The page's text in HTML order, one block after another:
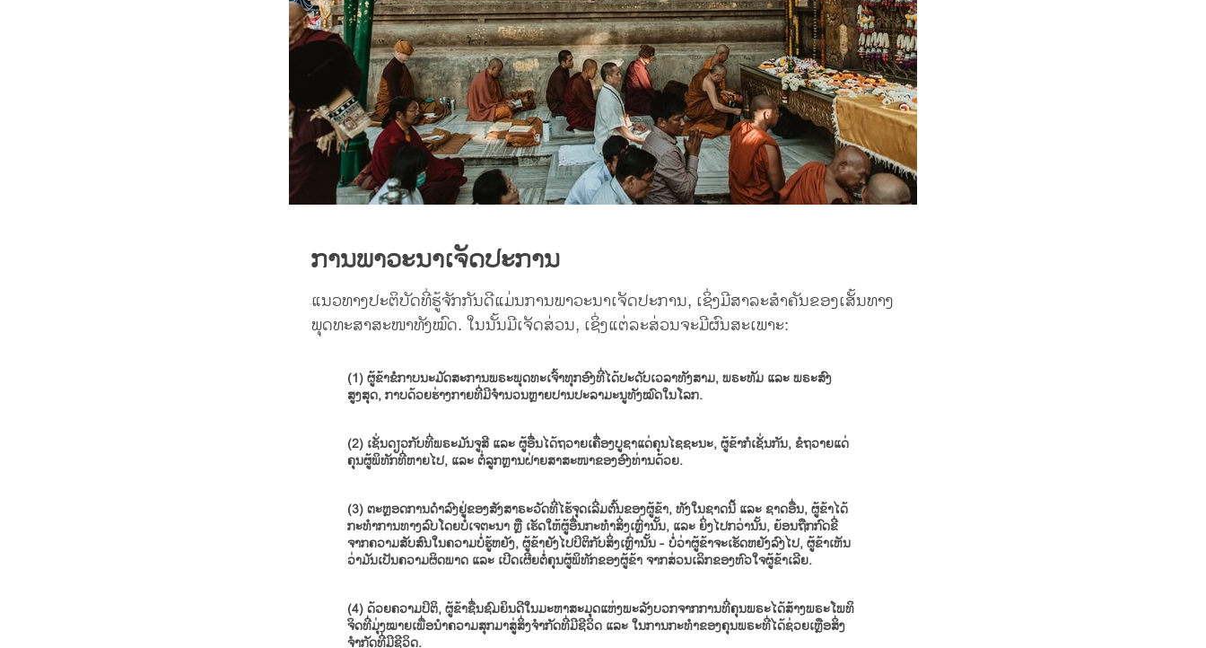
ການພາວະນາເຈັດປະການ
ແນວທາງປະຕິບັດທີ່ຮູ້ຈັກກັນດີແມ່ນການພາວະນາເຈັດປະການ, ເຊິ່ງມີສາລະສຳຄັນຂອງເສັ້ນທາງ
ພຸດທະສາສະໜາທັງໝົດ. ໃນນັ້ນມີເຈັດສ່ວນ, ເຊິ່ງແຕ່ລະສ່ວນຈະມີຜົນສະເພາະ:
(1) ຜູ້ຂ້າຂໍກາບນະມັດສະການພຣະພຸດທະເຈົ້າທຸກອົງທີ່ໄດ້ປະດັບເວລາທັງສາມ, ພຣະທັມ ແລະ ພຣະສົງ
ສູງສຸດ, ກາບດ້ວຍຮ່າງກາຍທີ່ມີຈຳນວນຫຼາຍປານປະລາມະນູທັງໝົດໃນໂລກ.
(2) ເຊັ່ນດຽວກັບທີ່ພຣະມັນຈູສີ ແລະ ຜູ້ອື່ນໄດ້ຖວາຍເຄື່ອງບູຊາແດ່ຄຸນໄຊຊະນະ, ຜູ້ຂ້າກໍເຊັ່ນກັນ, ຂໍຖວາຍແດ່
ຄຸນຜູ້ພິທັກທີ່ຫາຍໄປ, ແລະ ຕໍ່ລູກຫຼານຝ່າຍສາສະໜາຂອງອົງທ່ານດ້ວຍ.
(3) ຕະຫຼອດການດຳລົງຢູ່ຂອງສັງສາຣະວັດທີ່ໄຮ້ຈຸດເລີ່ມຕົ້ນຂອງຜູ້ຂ້າ, ທັງໃນຊາດນີ້ ແລະ ຊາດອື່ນ, ຜູ້ຂ້າໄດ້
ກະທຳການທາງລົບໂດຍບໍ່ເຈຕະນາ ຫຼື ເຮັດໃຫ້ຜູ້ອື່ນກະທຳສິ່ງເຫຼົ່ານັ້ນ, ແລະ ຍິ່ງໄປກວ່ານັ້ນ, ຍ້ອນຖືກກົດຂີ່
ຈາກຄວາມສັບສົນໃນຄວາມບໍ່ຮູ້ຫຍັງ, ຜູ້ຂ້າຍັງໄປປິຕິກັບສິ່ງເຫຼົ່ານັ້ນ - ບໍ່ວ່າຜູ້ຂ້າຈະເຮັດຫຍັງລົງໄປ, ຜູ້ຂ້າເຫັນ
ວ່າມັນເປັນຄວາມຜິດພາດ ແລະ ເປີດເຜີຍຕໍ່ຄຸນຜູ້ພິທັກຂອງຜູ້ຂ້າ ຈາກສ່ວນເລິກຂອງຫົວໃຈຜູ້ຂ້າເລີຍ.
(4) ດ້ວຍຄວາມປິຕິ, ຜູ້ຂ້າຊື່ນຊົມຍິນດີໃນມະຫາສະມຸດແຫ່ງພະລັງບວກຈາກການທີ່ຄຸນພຣະໄດ້ສ້າງພຣະໂພທິ
ຈິດທີ່ມຸ່ງໝາຍເພື່ອນຳຄວາມສຸກມາສູ່ສິ່ງຈຳກັດທີ່ມີຊີວິດ ແລະ ໃນການກະທຳຂອງຄຸນພຣະທີ່ໄດ້ຊ່ວຍເຫຼືອສິ່ງ
ຈຳກັດທີ່ມີຊີວິດ.